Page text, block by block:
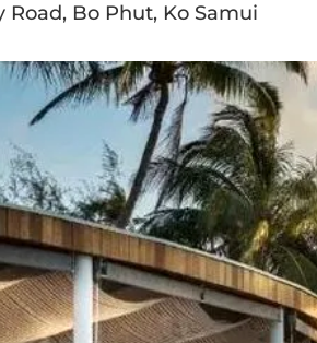
Road, Bo Phut, Ko Samui